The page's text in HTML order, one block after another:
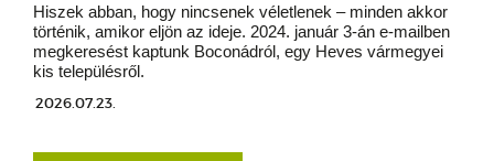
Hiszek abban, hogy nincsenek véletlenek – minden akkor
történik, amikor eljön az ideje. 2024. január 3-án e-mailben
megkeresést kaptunk Boconádról, egy Heves vármegyei
kis településről.
2026.07.23.